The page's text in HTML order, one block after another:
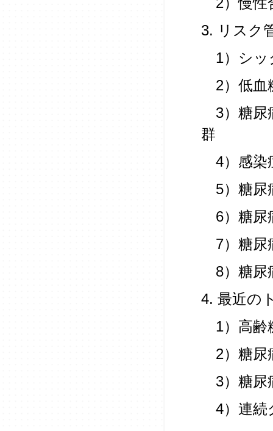
2）慢性
3. リスク
1）シッ
2）低血
3）糖尿
群
4）感染
5）糖尿
6）糖尿
7）糖尿
8）糖尿
4. 最近の
1）高齢
2）糖尿
3）糖尿
4）連続